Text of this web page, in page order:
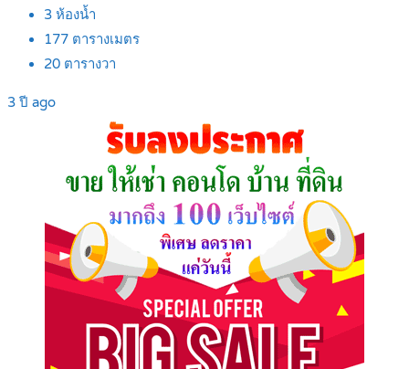
3 ห้องน้ำ
177 ตารางเมตร
20 ตารางวา
3 ปี ago